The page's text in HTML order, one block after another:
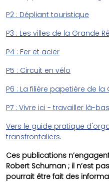
P2 : Dépliant touristique
P3 : Les villes de la Grande
P4 : Fer et acier
P5 : Circuit en vélo
P6 : La filière papetière de la
P7 : Vivre ici - travailler là-bas
Vers le guide pratique
transfrontaliers.
Ces publications
Robert Schuman ; il n’est
pourrait être fait des